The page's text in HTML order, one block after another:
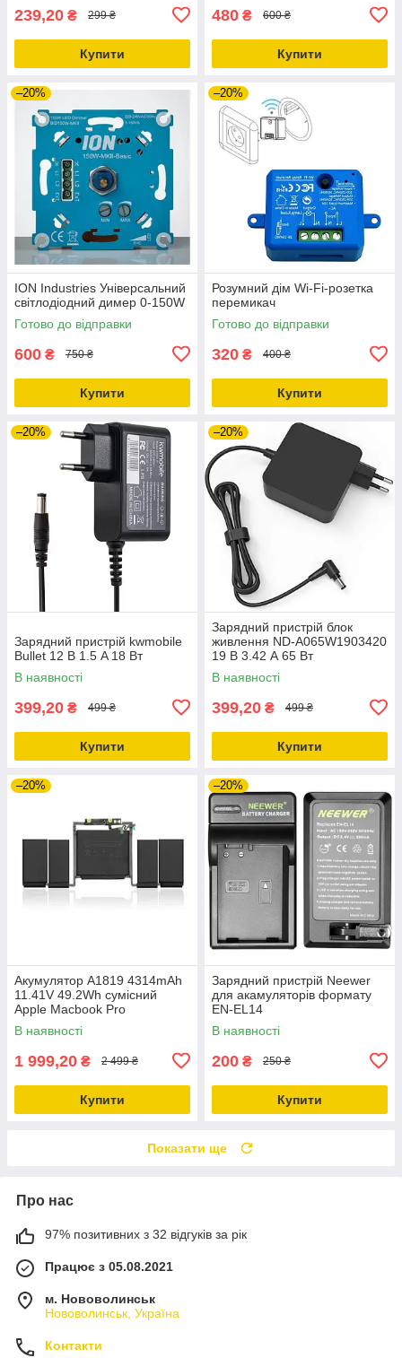
239,20 ₴ 299 ₴
Купити
480 ₴ 600 ₴
Купити
–20%
ION Industries Універсальний
світлодіодний димер 0-150W
Готово до відправки
600 ₴ 750 ₴
Купити
–20%
Розумний дім Wi-Fi-розетка
перемикач
Готово до відправки
320 ₴ 400 ₴
Купити
–20%
Зарядний пристрій kwmobile
Bullet 12 В 1.5 A 18 Вт
В наявності
399,20 ₴ 499 ₴
Купити
–20%
Зарядний пристрій блок
живлення ND-A065W1903420
19 В 3.42 А 65 Вт
В наявності
399,20 ₴ 499 ₴
Купити
–20%
Акумулятор A1819 4314mAh
11.41V 49.2Wh сумісний
Apple Macbook Pro
В наявності
1 999,20 ₴ 2 499 ₴
Купити
–20%
Зарядний пристрій Neewer
для акамуляторів формату
EN-EL14
В наявності
200 ₴ 250 ₴
Купити
Показати ще
Про нас
97% позитивних з 32 відгуків за рік
Працює з 05.08.2021
м. Нововолинськ
Нововолинськ, Україна
Контакти